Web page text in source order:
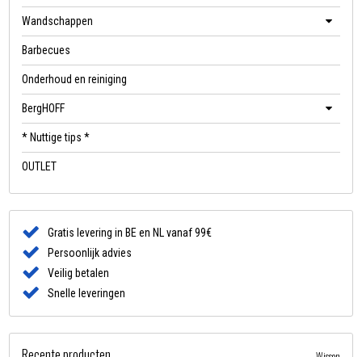
Wandschappen
Barbecues
Onderhoud en reiniging
BergHOFF
* Nuttige tips *
OUTLET
Gratis levering in BE en NL vanaf 99€
Persoonlijk advies
Veilig betalen
Snelle leveringen